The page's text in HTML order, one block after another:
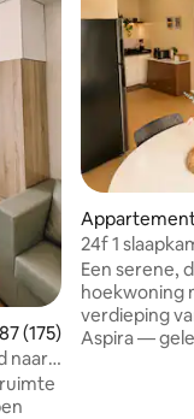
beoordeling
(175)
naar
Oro
24f 1
Een serene,
hoekwoning
verdieping
Aspira —